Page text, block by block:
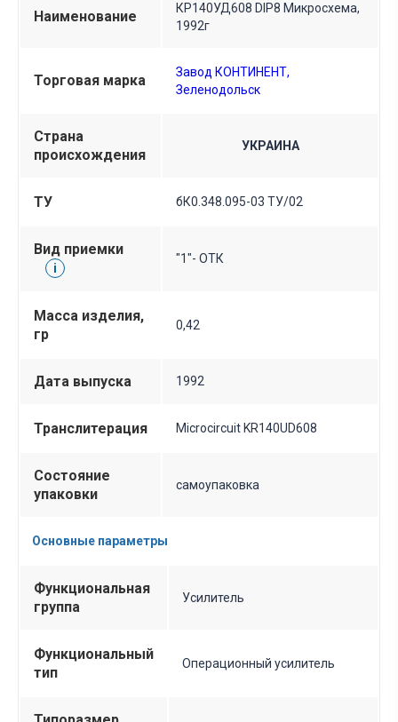
Наименование
КР140УД608 DIP8 Микросхема,
1992г
Торговая марка
Завод КОНТИНЕНТ,
Зеленодольск
Страна
происхождения
УКРАИНА
ТУ бК0.348.095-03 ТУ/02
Вид приемки
i
"1"- ОТК
Масса изделия,
гр
0,42
Дата выпуска 1992
Транслитерация Microcircuit KR140UD608
Состояние
упаковки
самоупаковка
Основные параметры
Функциональная
группа
Усилитель
Функциональный
тип
Операционный усилитель